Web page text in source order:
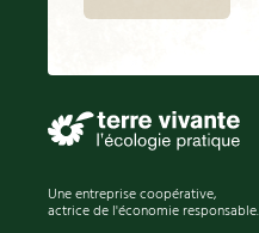
Une entreprise coopérative,
actrice de l'économie responsable.